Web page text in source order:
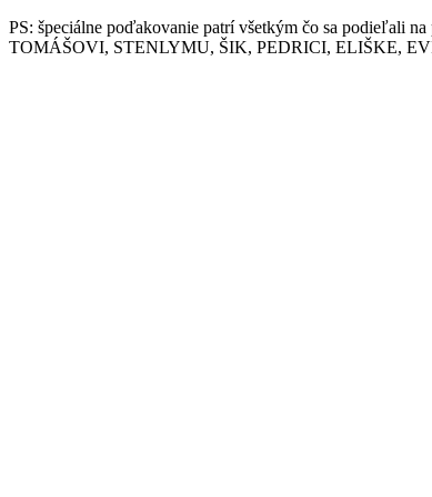
PS: špeciálne poďakovanie patrí všetkým čo sa
TOMÁŠOVI, STENLYMU, ŠIK, PEDRICI, ELIŠKE,